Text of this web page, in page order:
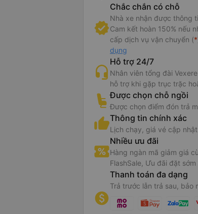
Chắc chắn có chỗ
Nhà xe nhận được thông
Cam kết hoàn 150% nếu
cấp dịch vụ vận chuyển (*
dụng
Hỗ trợ 24/7
Nhân viên tổng đài
hỗ trợ khi gặp trục trặc
Được chọn chỗ ngồi
Được chọn điểm đón trả
Thông tin chính xác
Lịch chạy, giá vé cập
Nhiều ưu đãi
Hàng ngàn mã giảm giá
FlashSale, Ưu đãi đặt
Thanh toán đa dạng
Trả trước lẫn trả sau, bảo